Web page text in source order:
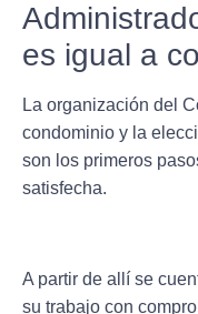
es igual a
La organización del
condominio y la
son los primeros
satisfecha.
A partir de allí se
su trabajo con